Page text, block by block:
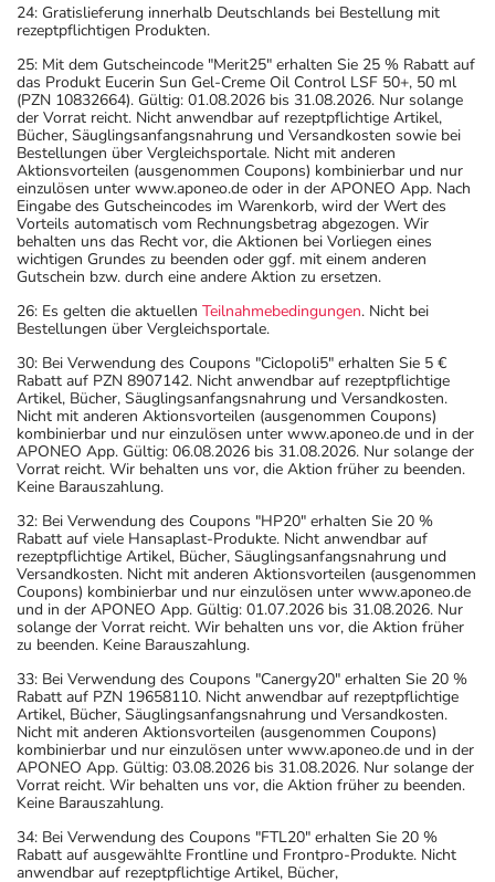
24: Gratislieferung innerhalb Deutschlands bei Bestellung mit
rezeptpflichtigen Produkten.
25: Mit dem Gutscheincode "Merit25" erhalten Sie 25 % Rabatt auf
das Produkt Eucerin Sun Gel-Creme Oil Control LSF 50+, 50 ml
(PZN 10832664). Gültig: 01.08.2026 bis 31.08.2026. Nur solange
der Vorrat reicht. Nicht anwendbar auf rezeptpflichtige Artikel,
Bücher, Säuglingsanfangsnahrung und Versandkosten sowie bei
Bestellungen über Vergleichsportale. Nicht mit anderen
Aktionsvorteilen (ausgenommen Coupons) kombinierbar und nur
einzulösen unter www.aponeo.de oder in der APONEO App. Nach
Eingabe des Gutscheincodes im Warenkorb, wird der Wert des
Vorteils automatisch vom Rechnungsbetrag abgezogen. Wir
behalten uns das Recht vor, die Aktionen bei Vorliegen eines
wichtigen Grundes zu beenden oder ggf. mit einem anderen
Gutschein bzw. durch eine andere Aktion zu ersetzen.
26: Es gelten die aktuellen Teilnahmebedingungen. Nicht bei
Bestellungen über Vergleichsportale.
30: Bei Verwendung des Coupons "Ciclopoli5" erhalten Sie 5 €
Rabatt auf PZN 8907142. Nicht anwendbar auf rezeptpflichtige
Artikel, Bücher, Säuglingsanfangsnahrung und Versandkosten.
Nicht mit anderen Aktionsvorteilen (ausgenommen Coupons)
kombinierbar und nur einzulösen unter www.aponeo.de und in der
APONEO App. Gültig: 06.08.2026 bis 31.08.2026. Nur solange der
Vorrat reicht. Wir behalten uns vor, die Aktion früher zu beenden.
Keine Barauszahlung.
32: Bei Verwendung des Coupons "HP20" erhalten Sie 20 %
Rabatt auf viele Hansaplast-Produkte. Nicht anwendbar auf
rezeptpflichtige Artikel, Bücher, Säuglingsanfangsnahrung und
Versandkosten. Nicht mit anderen Aktionsvorteilen (ausgenommen
Coupons) kombinierbar und nur einzulösen unter www.aponeo.de
und in der APONEO App. Gültig: 01.07.2026 bis 31.08.2026. Nur
solange der Vorrat reicht. Wir behalten uns vor, die Aktion früher
zu beenden. Keine Barauszahlung.
33: Bei Verwendung des Coupons "Canergy20" erhalten Sie 20 %
Rabatt auf PZN 19658110. Nicht anwendbar auf rezeptpflichtige
Artikel, Bücher, Säuglingsanfangsnahrung und Versandkosten.
Nicht mit anderen Aktionsvorteilen (ausgenommen Coupons)
kombinierbar und nur einzulösen unter www.aponeo.de und in der
APONEO App. Gültig: 03.08.2026 bis 31.08.2026. Nur solange der
Vorrat reicht. Wir behalten uns vor, die Aktion früher zu beenden.
Keine Barauszahlung.
34: Bei Verwendung des Coupons "FTL20" erhalten Sie 20 %
Rabatt auf ausgewählte Frontline und Frontpro-Produkte. Nicht
anwendbar auf rezeptpflichtige Artikel, Bücher,